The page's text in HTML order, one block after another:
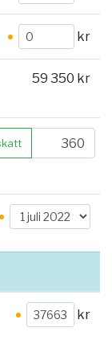
kr
59 350 kr
kr